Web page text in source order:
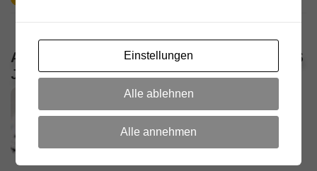
ALLE VERANSTALTUNGEN / TERMINE DES
JAHRES
Einstellungen
Alle ablehnen
Alle annehmen